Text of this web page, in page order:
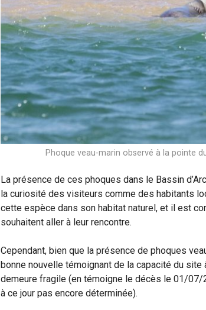
Phoque veau-marin observé à la pointe
La présence de ces phoques dans le Bassin
la curiosité des visiteurs comme des habitants
cette espèce dans son habitat naturel, et il est
souhaitent aller à leur rencontre.
Cependant, bien que la présence de phoques
bonne nouvelle témoignant de la capacité du
demeure fragile (en témoigne le décès le 01/07/
à ce jour pas encore déterminée).